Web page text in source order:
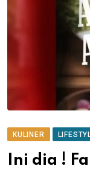
KULINER
Ini dia !